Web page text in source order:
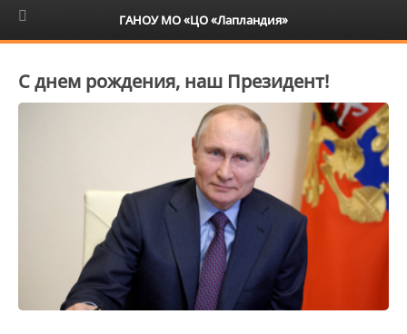
6+
С днем рождения, наш Президент!
ГАНОУ МО «ЦО «Лапландия»